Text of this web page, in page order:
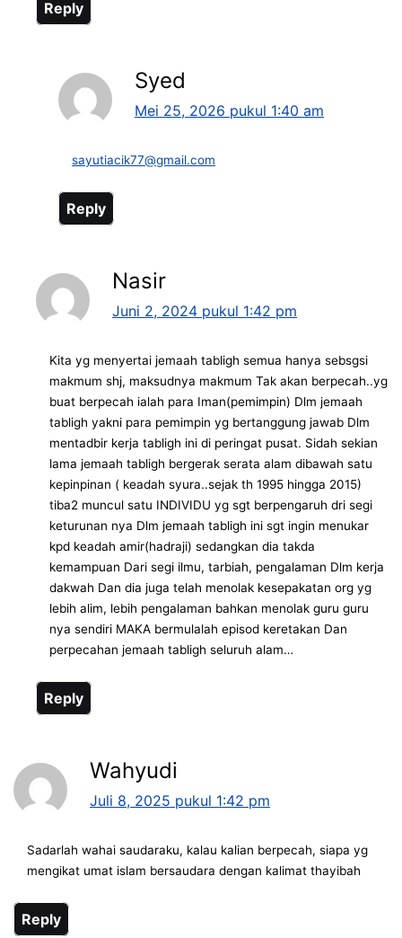
Reply
Syed
Mei 25, 2026 pukul 1:40 am
sayutiacik77@gmail.com
Reply
Nasir
Juni 2, 2024 pukul 1:42 pm
Kita yg menyertai jemaah tabligh semua hanya sebsgsi
makmum shj, maksudnya makmum Tak akan berpecah..yg
buat berpecah ialah para Iman(pemimpin) Dlm jemaah
tabligh yakni para pemimpin yg bertanggung jawab Dlm
mentadbir kerja tabligh ini di peringat pusat. Sidah sekian
lama jemaah tabligh bergerak serata alam dibawah satu
kepinpinan ( keadah syura..sejak th 1995 hingga 2015)
tiba2 muncul satu INDIVIDU yg sgt berpengaruh dri segi
keturunan nya Dlm jemaah tabligh ini sgt ingin menukar
kpd keadah amir(hadraji) sedangkan dia takda
kemampuan Dari segi ilmu, tarbiah, pengalaman Dlm kerja
dakwah Dan dia juga telah menolak kesepakatan org yg
lebih alim, lebih pengalaman bahkan menolak guru guru
nya sendiri MAKA bermulalah episod keretakan Dan
perpecahan jemaah tabligh seluruh alam…
Reply
Wahyudi
Juli 8, 2025 pukul 1:42 pm
Sadarlah wahai saudaraku, kalau kalian berpecah, siapa yg
mengikat umat islam bersaudara dengan kalimat thayibah
Reply